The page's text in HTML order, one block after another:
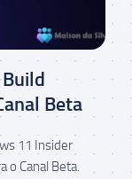
Beta
11 Insider
o Canal Beta.